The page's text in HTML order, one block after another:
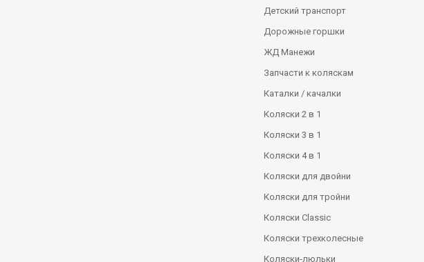
Детский транспорт
Дорожные горшки
ЖД Манежи
Запчасти к коляскам
Каталки / качалки
Коляски 2 в 1
Коляски 3 в 1
Коляски 4 в 1
Коляски для двойни
Коляски для тройни
Коляски Сlassic
Коляски трехколесные
Коляски-люльки